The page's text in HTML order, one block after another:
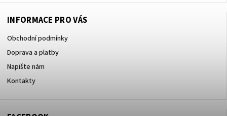
INFORMACE PRO VÁS
Obchodní podmínky
Doprava a platby
Napište nám
Kontakty